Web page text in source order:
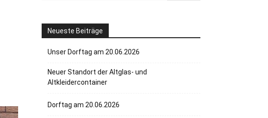
Neueste Beiträge
Unser Dorftag am 20.06.2026
Neuer Standort der Altglas- und
Altkleidercontainer
Dorftag am 20.06.2026